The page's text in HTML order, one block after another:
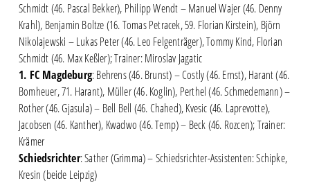
Schmidt (46. Pascal Bekker), Philipp Wendt – Manuel Wajer (46. Denny
Krahl), Benjamin Boltze (16. Tomas Petracek, 59. Florian Kirstein), Björn
Nikolajewski – Lukas Peter (46. Leo Felgenträger), Tommy Kind, Florian
Schmidt (46. Max Keßler); Trainer: Miroslav Jagatic
1. FC Magdeburg: Behrens (46. Brunst) – Costly (46. Ernst), Harant (46.
Bomheuer, 71. Harant), Müller (46. Koglin), Perthel (46. Schmedemann) –
Rother (46. Gjasula) – Bell Bell (46. Chahed), Kvesic (46. Laprevotte),
Jacobsen (46. Kanther), Kwadwo (46. Temp) – Beck (46. Rozcen); Trainer:
Krämer
Schiedsrichter: Sather (Grimma) – Schiedsrichter-Assistenten: Schipke,
Kresin (beide Leipzig)